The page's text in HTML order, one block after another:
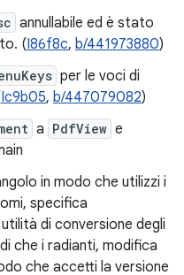
annullabile ed è stato
(I86f8c, b/441973880)
per le voci di
Ic9b05, b/447079082)
a PdfView e
in modo che utilizzi i
specifica
di conversione degli
che i radianti, modifica
che accetti la versione